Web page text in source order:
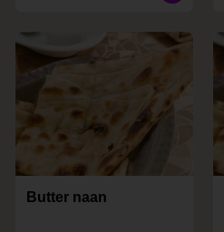
Butter naan